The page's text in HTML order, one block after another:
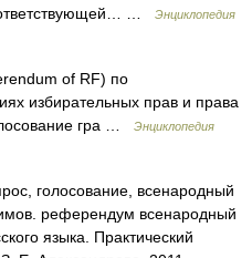
…
Энциклопедия
of RF) по
избирательных прав и права
гра …
Энциклопедия
голосование, всенародный
референдум всенародный
языка. Практический